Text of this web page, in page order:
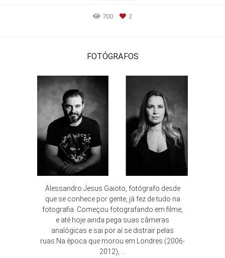
700 2
FOTÓGRAFOS
Alessandro Jesus Gaioto, fotógrafo desde
que se conhece por gente, já fez de tudo na
fotografia. Começou fotografando em filme,
e até hoje ainda pega suas câmeras
analógicas e sai por aí se distrair pelas
ruas.Na época que morou em Londres (2006-
2012), ...